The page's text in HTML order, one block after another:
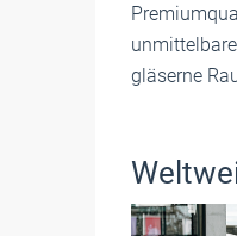
gläserne